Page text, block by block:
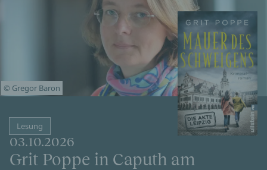
© Gregor Baron
Lesung
03.10.2026
Grit Poppe in Caputh am